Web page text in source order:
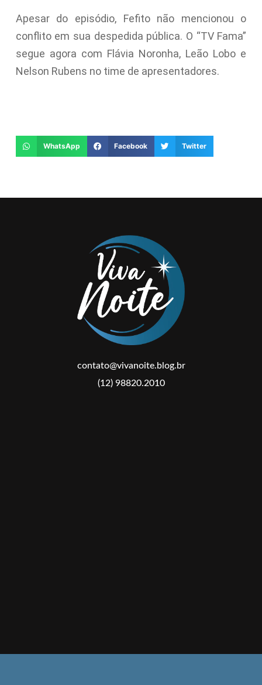
Apesar do episódio, Fefito não mencionou o
conflito em sua despedida pública. O “TV Fama”
segue agora com Flávia Noronha, Leão Lobo e
Nelson Rubens no time de apresentadores.
WhatsApp Facebook Twitter
contato@vivanoite.blog.br
(12) 98820.2010